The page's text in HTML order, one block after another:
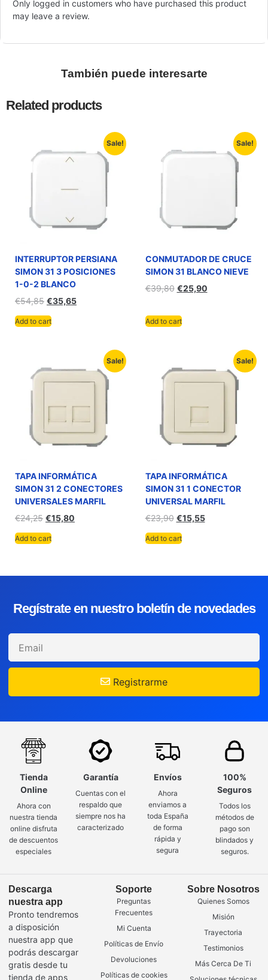
Only logged in customers who have purchased this product
may leave a review.
También puede interesarte
Related products
Sale!
INTERRUPTOR PERSIANA
SIMON 31 3 POSICIONES
1-0-2 BLANCO
€54,85 €35,65
Add to cart
Sale!
CONMUTADOR DE CRUCE
SIMON 31 BLANCO NIEVE
€39,80 €25,90
Add to cart
Sale!
TAPA INFORMÁTICA
SIMON 31 2 CONECTORES
UNIVERSALES MARFIL
€24,25 €15,80
Add to cart
Sale!
TAPA INFORMÁTICA
SIMON 31 1 CONECTOR
UNIVERSAL MARFIL
€23,90 €15,55
Add to cart
Regístrate en nuestro boletín de novedades
Registrarme
Tienda
Online
Ahora con
nuestra tienda
online disfruta
de descuentos
especiales
Garantía
Cuentas con el
respaldo que
siempre nos ha
caracterizado
Envíos
Ahora
enviamos a
toda España
de forma
rápida y
segura
100%
Seguros
Todos los
métodos de
pago son
blindados y
seguros.
Descarga
nuestra app
Pronto tendremos
a disposición
nuestra app que
podrás descargar
gratis desde tu
tienda de apps
Soporte
Preguntas
Frecuentes
Mi Cuenta
Políticas de Envío
Devoluciones
Políticas de cookies
Sobre Nosotros
Quienes Somos
Misión
Trayectoria
Testimonios
Más Cerca De Ti